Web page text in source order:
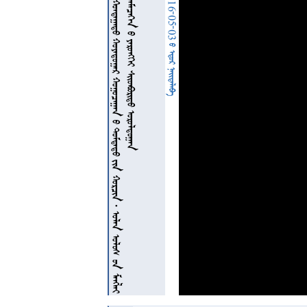
















































































































































